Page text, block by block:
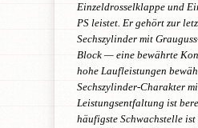
Einzeldrosselklappe und
PS leistet. Er gehört zur
Sechszylinder mit
Block — eine bewährte
hohe Laufleistungen
Sechszylinder-Charakter
Leistungsentfaltung ist
häufigste Schwachstelle